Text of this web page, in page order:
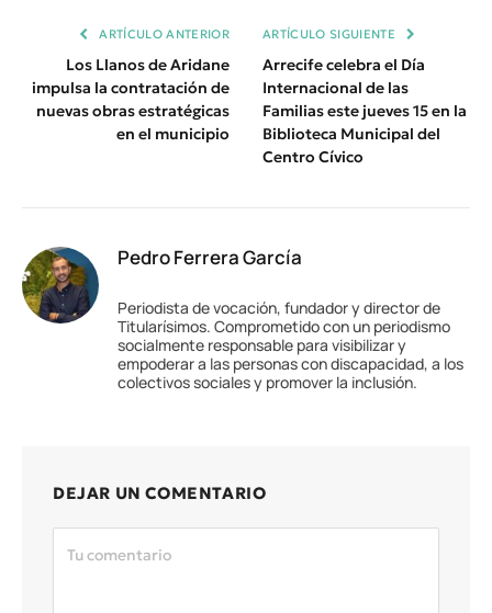
ARTÍCULO ANTERIOR
Los Llanos de Aridane
impulsa la contratación de
nuevas obras estratégicas
en el municipio
ARTÍCULO SIGUIENTE
Arrecife celebra el Día
Internacional de las
Familias este jueves 15 en la
Biblioteca Municipal del
Centro Cívico
Pedro Ferrera García
Periodista de vocación, fundador y director de
Titularísimos. Comprometido con un periodismo
socialmente responsable para visibilizar y
empoderar a las personas con discapacidad, a los
colectivos sociales y promover la inclusión.
DEJAR UN COMENTARIO